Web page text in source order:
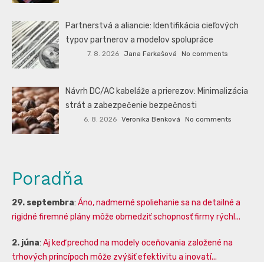
Partnerstvá a aliancie: Identifikácia cieľových
typov partnerov a modelov spolupráce
7. 8. 2026 Jana Farkašová No comments
Návrh DC/AC kabeláže a prierezov: Minimalizácia
strát a zabezpečenie bezpečnosti
6. 8. 2026 Veronika Benková No comments
Poradňa
29. septembra: Áno, nadmerné spoliehanie sa na detailné a
rigidné firemné plány môže obmedziť schopnosť firmy rýchl...
2. júna: Aj keď prechod na modely oceňovania založené na
trhových princípoch môže zvýšiť efektivitu a inovatí...